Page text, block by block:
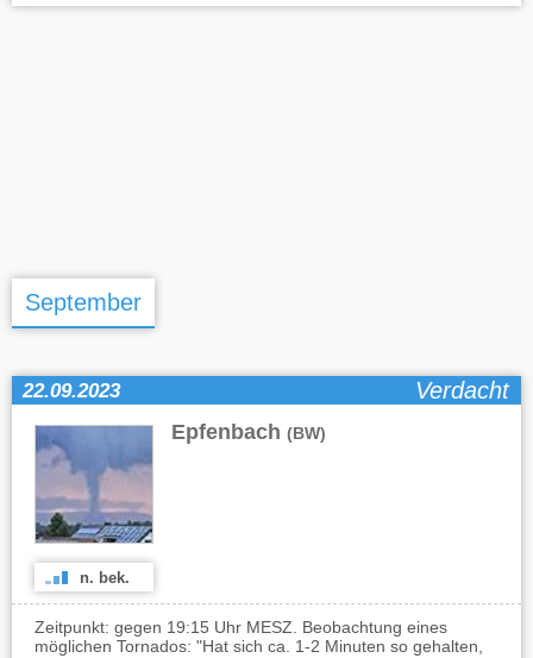
September
22.09.2023 Verdacht
Epfenbach (BW)
n. bek.
Zeitpunkt: gegen 19:15 Uhr MESZ. Beobachtung eines
möglichen Tornados: "Hat sich ca. 1-2 Minuten so gehalten,